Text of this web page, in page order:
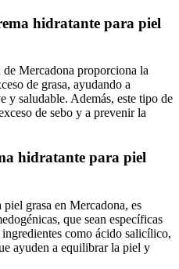
hidratante para piel
Mercadona proporciona la
de grasa, ayudando a
y saludable. Además, este tipo de
de sebo y a prevenir la
hidratante para piel
grasa en Mercadona, es
que sean específicas
como ácido salicílico,
ayuden a equilibrar la piel y